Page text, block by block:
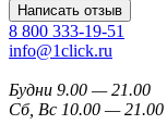
Написать отзыв
8 800 333-19-51
info@1click.ru
Будни 9.00 — 21.00
Сб, Вс 10.00 — 21.00